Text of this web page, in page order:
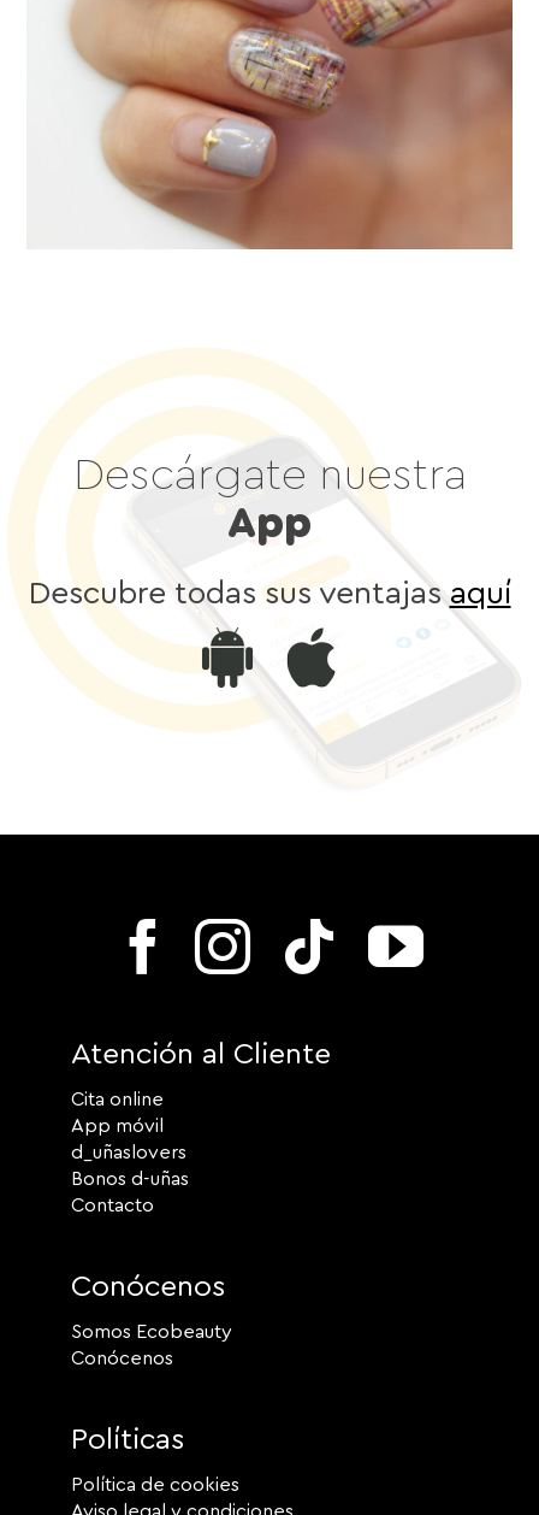
Descárgate nuestra
App
Descubre todas sus ventajasaquí
Atención al Cliente
Cita online
App móvil
d_uñaslovers
Bonos d-uñas
Contacto
Conócenos
Somos Ecobeauty
Conócenos
Políticas
Política de cookies